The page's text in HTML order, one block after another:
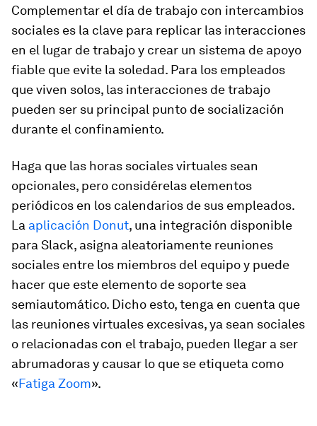
Complementar el día de trabajo con intercambios
sociales es la clave para replicar las interacciones
en el lugar de trabajo y crear un sistema de apoyo
fiable que evite la soledad. Para los empleados
que viven solos, las interacciones de trabajo
pueden ser su principal punto de socialización
durante el confinamiento.
Haga que las horas sociales virtuales sean
opcionales, pero considérelas elementos
periódicos en los calendarios de sus empleados.
La aplicación Donut, una integración disponible
para Slack, asigna aleatoriamente reuniones
sociales entre los miembros del equipo y puede
hacer que este elemento de soporte sea
semiautomático. Dicho esto, tenga en cuenta que
las reuniones virtuales excesivas, ya sean sociales
o relacionadas con el trabajo, pueden llegar a ser
abrumadoras y causar lo que se etiqueta como
«Fatiga Zoom».